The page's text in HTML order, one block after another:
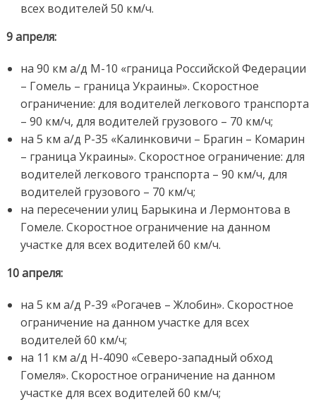
всех водителей 50 км/ч.
9 апреля:
на 90 км а/д М-10 «граница Российской Федерации
– Гомель – граница Украины». Скоростное
ограничение: для водителей легкового транспорта
– 90 км/ч, для водителей грузового – 70 км/ч;
на 5 км а/д Р-35 «Калинковичи – Брагин – Комарин
– граница Украины». Скоростное ограничение: для
водителей легкового транспорта – 90 км/ч, для
водителей грузового – 70 км/ч;
на пересечении улиц Барыкина и Лермонтова в
Гомеле. Скоростное ограничение на данном
участке для всех водителей 60 км/ч.
10 апреля:
на 5 км а/д Р-39 «Рогачев – Жлобин». Скоростное
ограничение на данном участке для всех
водителей 60 км/ч;
на 11 км а/д Н-4090 «Северо-западный обход
Гомеля». Скоростное ограничение на данном
участке для всех водителей 60 км/ч;